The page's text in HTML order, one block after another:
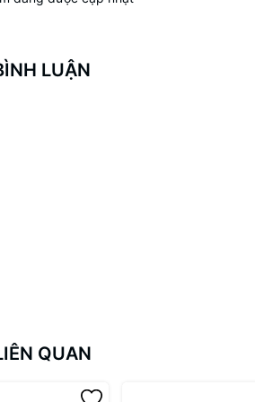
LUẬN
QUAN